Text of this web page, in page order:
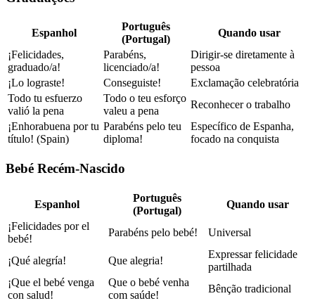
Espanhol
Português
(Portugal)
Quando usar
¡Felicidades,
graduado/a!
Parabéns,
licenciado/a!
Dirigir-se diretamente à
pessoa
¡Lo lograste!
Conseguiste!
Exclamação celebratória
Todo tu esfuerzo
valió la pena
Todo o teu esforço
valeu a pena
Reconhecer o trabalho
¡Enhorabuena por tu
título! (Spain)
Parabéns pelo teu
diploma!
Específico de Espanha,
focado na conquista
Bebé Recém-Nascido
Espanhol
Português
(Portugal)
Quando usar
¡Felicidades por el
bebé!
Parabéns pelo bebé! Universal
¡Qué alegría! Que alegria!
Expressar felicidade
partilhada
¡Que el bebé venga
con salud!
Que o bebé venha
com saúde!
Bênção tradicional